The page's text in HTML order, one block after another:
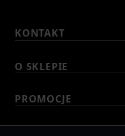
KONTAKT
O SKLEPIE
PROMOCJE